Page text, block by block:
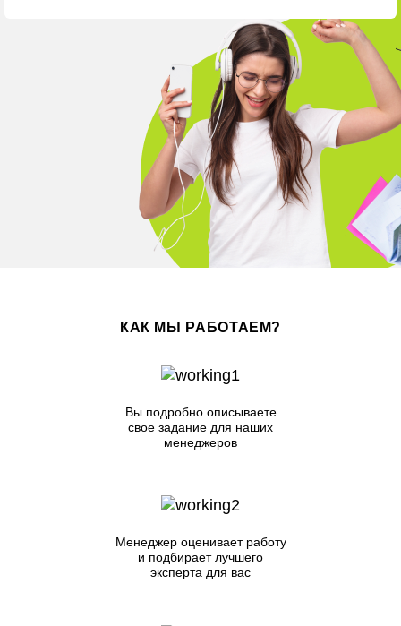
КАК МЫ РАБОТАЕМ?
Вы подробно описываете
свое задание для наших
менеджеров
Менеджер оценивает работу
и подбирает лучшего
эксперта для вас